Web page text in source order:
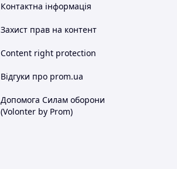
Контактна інформація
Захист прав на контент
Content right protection
Відгуки про prom.ua
Допомога Силам оборони
(Volonter by Prom)